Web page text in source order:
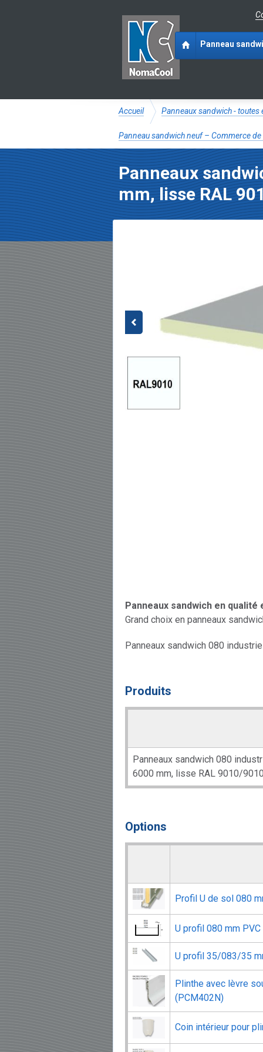
Panneau
Accueil Panneaux sandwich -
Panneau sandwich neuf – Commerce
Panneaux
mm, lisse RAL
Panneaux sandwich en qualité
Grand choix en panneaux
Panneaux sandwich 080
Produits
Panneaux sandwich 080
6000 mm, lisse RAL 9010/9010
Options
Profil U de sol 080
U profil 080 mm
U profil 35/083/35
Plinthe avec lèvre
(PCM402N)
Coin intérieur pour